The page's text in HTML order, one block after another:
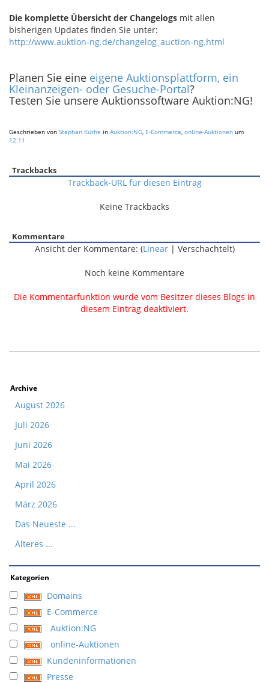
Die komplette Übersicht der Changelogs mit allen
bisherigen Updates finden Sie unter:
http://www.auktion-ng.de/changelog_auction-ng.html
Planen Sie eine eigene Auktionsplattform, ein
Kleinanzeigen- oder Gesuche-Portal?
Testen Sie unsere Auktionssoftware Auktion:NG!
Geschrieben von Stephan Küthe in Auktion:NG, E-Commerce, online-Auktionen um
12:11
Trackbacks
Trackback-URL für diesen Eintrag
Keine Trackbacks
Kommentare
Ansicht der Kommentare: (Linear| Verschachtelt)
Noch keine Kommentare
Die Kommentarfunktion wurde vom Besitzer dieses Blogs in
diesem Eintrag deaktiviert.
Archive
August 2026
Juli 2026
Juni 2026
Mai 2026
April 2026
März 2026
Das Neueste ...
Älteres ...
Kategorien
Domains
E-Commerce
Auktion:NG
online-Auktionen
Kundeninformationen
Presse